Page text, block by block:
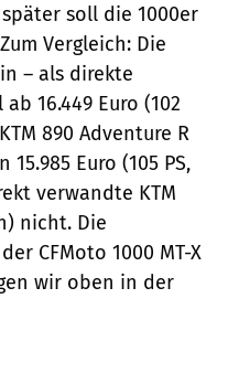
später soll die 1000er
Vergleich: Die
– als direkte
16.449 Euro (102
890 Adventure R
Euro (105 PS,
verwandte KTM
nicht. Die
CFMoto 1000 MT-X
wir oben in der